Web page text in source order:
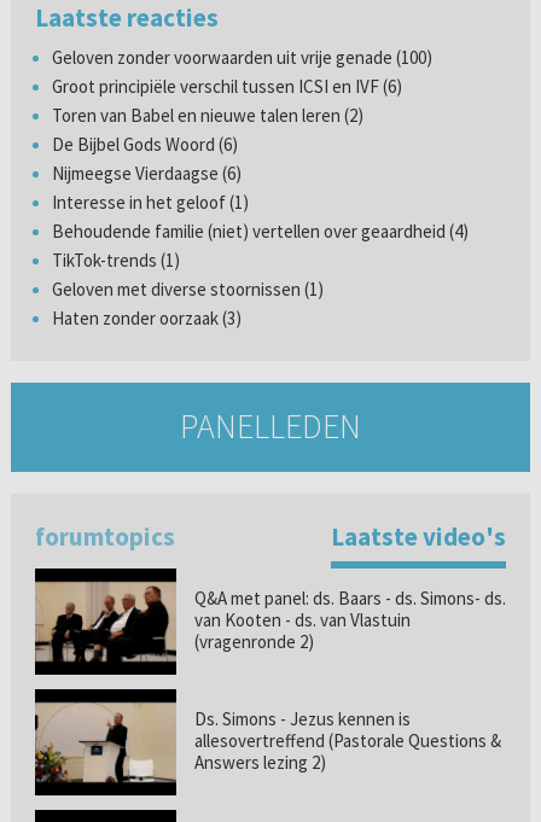
Laatste reacties
Geloven zonder voorwaarden uit vrije genade (100)
Groot principiële verschil tussen ICSI en IVF (6)
Toren van Babel en nieuwe talen leren (2)
De Bijbel Gods Woord (6)
Nijmeegse Vierdaagse (6)
Interesse in het geloof (1)
Behoudende familie (niet) vertellen over geaardheid (4)
TikTok-trends (1)
Geloven met diverse stoornissen (1)
Haten zonder oorzaak (3)
PANELLEDEN
forumtopics Laatste video's
Q&A met panel: ds. Baars - ds. Simons- ds.
van Kooten - ds. van Vlastuin
(vragenronde 2)
Ds. Simons - Jezus kennen is
allesovertreffend (Pastorale Questions &
Answers lezing 2)